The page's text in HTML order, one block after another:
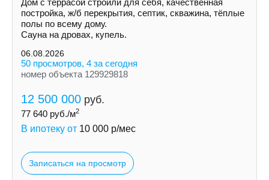
Дом с террасой строили для себя, качественная
постройка, ж/б перекрытия, септик, скважина, тёплые
полы по всему дому.
Сауна на дровах, купель.
06.08.2026
50 просмотров, 4 за сегодня
номер объекта 129929818
12 500 000 руб.
77 640 руб./м2
В ипотеку от 10 000 р/мес
Записаться на просмотр